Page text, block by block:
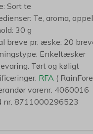
Sort te
Te, aroma,
30 g
breve pr. æske: 20
Enkeltæsker
Tørt og køligt
RFA (
varenr. 4060016
nr. 8711000296523